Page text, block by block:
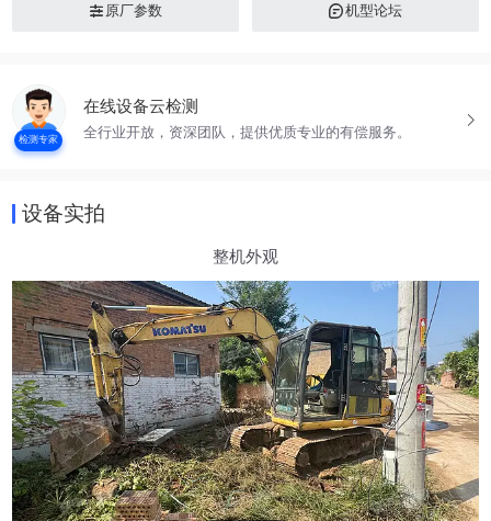
原厂参数 机型论坛
检测专家
在线设备云检测
全行业开放，资深团队，提供优质专业的有偿服务。
设备实拍
整机外观